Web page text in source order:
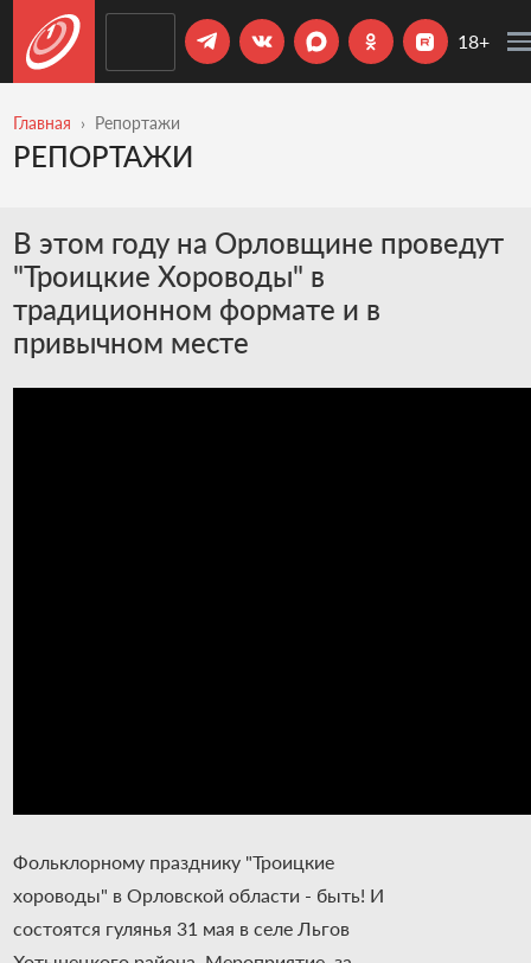
18+
Главная Репортажи
РЕПОРТАЖИ
В этом году на Орловщине проведут
"Троицкие Хороводы" в
традиционном формате и в
привычном месте
Фольклорному празднику "Троицкие
хороводы" в Орловской области - быть! И
состоятся гулянья 31 мая в селе Льгов